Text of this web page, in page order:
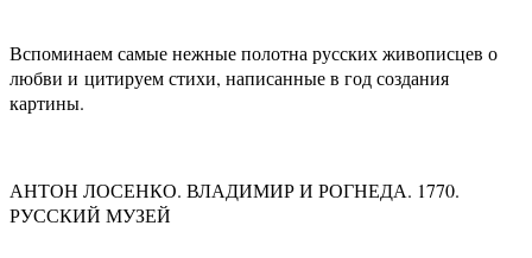
Вспоминаем самые нежные полотна русских живописцев о
любви и цитируем стихи, написанные в год создания
картины.
АНТОН ЛОСЕНКО. ВЛАДИМИР И РОГНЕДА. 1770.
РУССКИЙ МУЗЕЙ